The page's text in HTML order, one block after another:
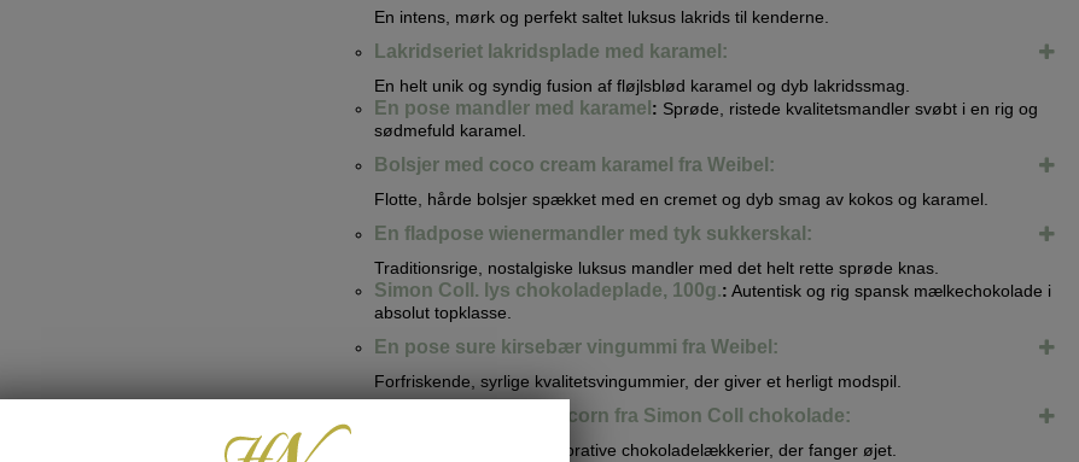
En intens, mørk og perfekt saltet luksus lakrids til kenderne.
Lakridseriet lakridsplade med karamel:
En helt unik og syndig fusion af fløjlsblød karamel og dyb lakridssmag.
En pose mandler med karamel : Sprøde, ristede kvalitetsmandler svøbt i en rig og
sødmefuld karamel.
Bolsjer med coco cream karamel fra Weibel:
Flotte, hårde bolsjer spækket med en cremet og dyb smag av kokos og karamel.
En fladpose wienermandler med tyk sukkerskal:
Traditionsrige, nostalgiske luksus mandler med det helt rette sprøde knas.
Simon Coll. lys chokoladeplade, 100g.: Autentisk og rig spansk mælkechokolade i
absolut topklasse.
En pose sure kirsebær vingummi fra Weibel:
Forfriskende, syrlige kvalitetsvingummier, der giver et herligt modspil.
Et net med runde Unicorn fra Simon Coll chokolade:
Eventyrlige, sjove og dekorative chokoladelækkerier, der fanger øjet.